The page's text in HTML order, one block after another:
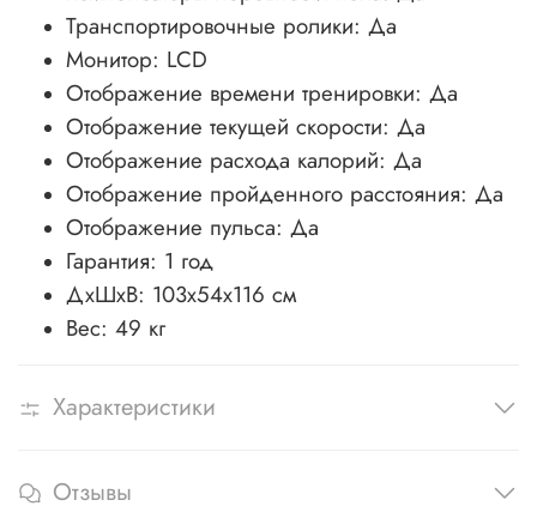
Транспортировочные ролики: Да
Монитор: LСD
Отображение времени тренировки: Да
Отображение текущей скорости: Да
Отображение расхода калорий: Да
Отображение пройденного расстояния: Да
Отображение пульса: Да
Гарантия: 1 год
ДхШхВ: 103х54х116 см
Вес: 49 кг
Характеристики
Отзывы